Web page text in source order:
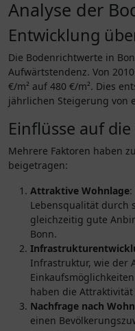
Analyse der
Entwicklung
Die Bodenrichtwerte in
Aufwärtstendenz. Von
€/m² auf 480 €/m². Dies
jährlichen Steigerung von
Einflüsse auf
Mehrere Faktoren haben
beigetragen:
Attraktive Wohnlage
Lebensqualität durch
gleichzeitig gute
Bonn.
Infrastruktur, wie der
haben die
Nachfrage nach
einen